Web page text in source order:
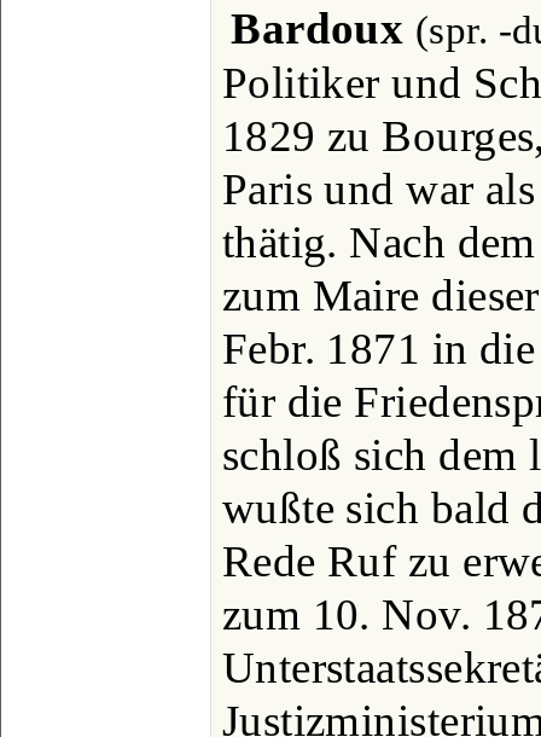
Bardoux (spr. -
Politiker und
1829 zu
Paris und war
thätig. Nach
zum Maire
Febr. 1871 in
für die
schloß sich dem
wußte sich bald
Rede Ruf zu
zum 10. Nov.